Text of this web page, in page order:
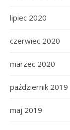
lipiec 2020
czerwiec 2020
marzec 2020
październik 2019
maj 2019